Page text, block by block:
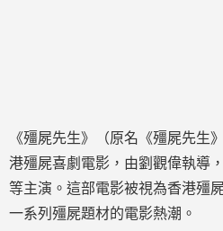
《殭屍先生》（原名《殭屍先生
港殭屍喜劇電影，由劉觀偉執導
等主演。這部電影被視為香港殭
一系列殭屍題材的電影熱潮。